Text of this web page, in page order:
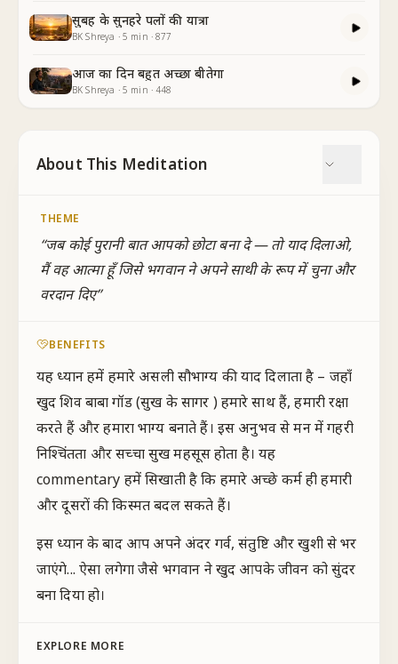
सुबह के सुनहरे पलों की यात्रा
BK Shreya · 5 min ·877
आज का दिन बहुत अच्छा बीतेगा
BK Shreya · 5 min ·448
About This Meditation
THEME
“जब कोई पुरानी बात आपको छोटा बना दे — तो याद दिलाओ,
मैं वह आत्मा हूँ जिसे भगवान ने अपने साथी के रूप में चुना और
वरदान दिए”
BENEFITS
यह ध्यान हमें हमारे असली सौभाग्य की याद दिलाता है – जहाँ
खुद शिव बाबा गॉड (सुख के सागर ) हमारे साथ हैं, हमारी रक्षा
करते हैं और हमारा भाग्य बनाते हैं। इस अनुभव से मन में गहरी
निश्चिंतता और सच्चा सुख महसूस होता है। यह
commentary हमें सिखाती है कि हमारे अच्छे कर्म ही हमारी
और दूसरों की किस्मत बदल सकते हैं।
इस ध्यान के बाद आप अपने अंदर गर्व, संतुष्टि और खुशी से भर
जाएंगे... ऐसा लगेगा जैसे भगवान ने खुद आपके जीवन को सुंदर
बना दिया हो।
EXPLORE MORE